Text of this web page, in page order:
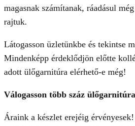
magasnak számítanak, ráadásul
rajtuk.
Látogasson üzletünkbe és tekintse
Mindenképp érdeklődjön előtte
adott ülőgarnitúra elérhető-e még!
Válogasson több száz
Áraink a készlet erejéig